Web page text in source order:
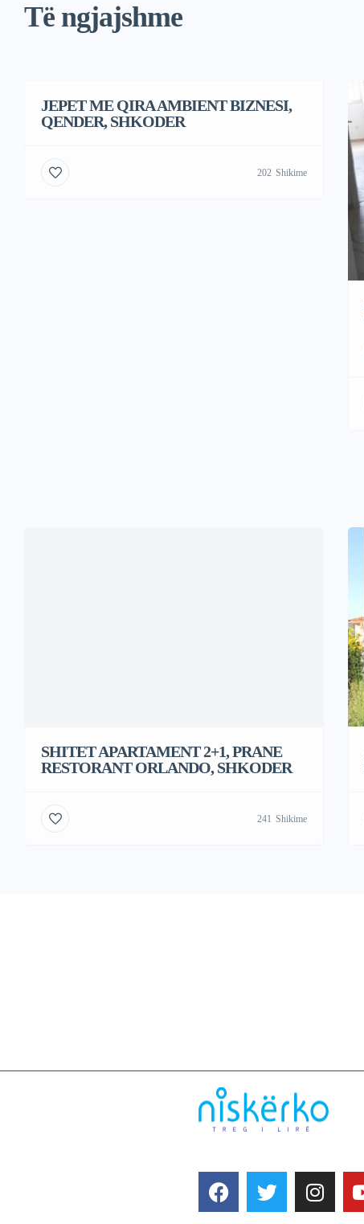
Të ngjajshme
JEPET ME QIRA AMBIENT BIZNESI,
QENDER, SHKODER
202 Shikime
SHITET APARTAMENT 2+1, PRANE
RESTORANT ORLANDO, SHKODER
241 Shikime